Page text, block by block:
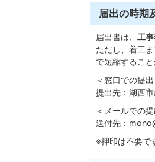
届出の時期
届出書は、 工
ただし、着工
で短縮するこ
＜窓口での提出
提出先：湖西
＜メールでの提
送付先：
※押印は不要で